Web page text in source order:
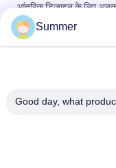
आंतरिक डिजाइन के लिए
संक्रमण टाइल ट्रिम
निर्माण एल्युमीनियम डोर
फर्नीचर सजावट के लिए
Summer
Good day, what